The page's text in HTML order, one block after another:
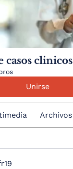
casos clinicos
Unirse
Archivos